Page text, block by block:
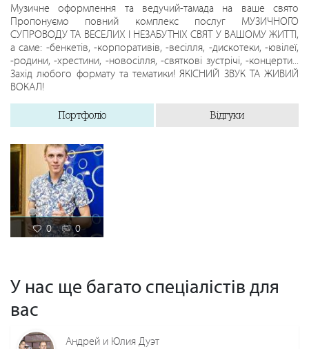
Музичне оформлення та ведучий-тамада на ваше свято
Пропонуємо повний комплекс послуг МУЗИЧНОГО
СУПРОВОДУ ТА ВЕСЕЛИХ І НЕЗАБУТНІХ СВЯТ У ВАШОМУ ЖИТТІ,
а саме: -бенкетів, -корпоративів, -весілля, -дискотеки, -ювілеї,
-родини, -хрестини, -новосілля, -святкові зустрічі, -концерти...
Захід любого формату та тематики! ЯКІСНИЙ ЗВУК ТА ЖИВИЙ
ВОКАЛ!
Портфоліо Відгуки
0 0
У нас ще багато спеціалістів для
вас
Андрей и Юлия Дуэт